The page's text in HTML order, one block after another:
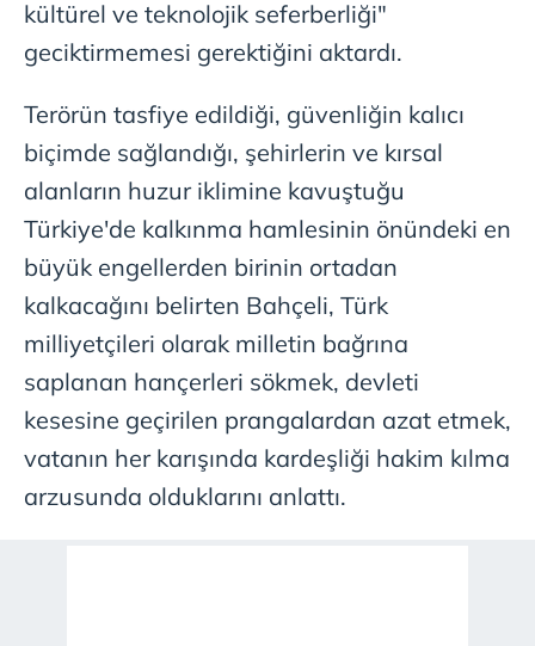
kültürel ve teknolojik seferberliği"
geciktirmemesi gerektiğini aktardı.
Terörün tasfiye edildiği, güvenliğin kalıcı
biçimde sağlandığı, şehirlerin ve kırsal
alanların huzur iklimine kavuştuğu
Türkiye'de kalkınma hamlesinin önündeki en
büyük engellerden birinin ortadan
kalkacağını belirten Bahçeli, Türk
milliyetçileri olarak milletin bağrına
saplanan hançerleri sökmek, devleti
kesesine geçirilen prangalardan azat etmek,
vatanın her karışında kardeşliği hakim kılma
arzusunda olduklarını anlattı.